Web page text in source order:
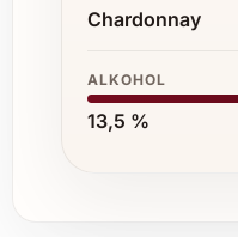
Chardonnay
ALKOHOL
13,5 %